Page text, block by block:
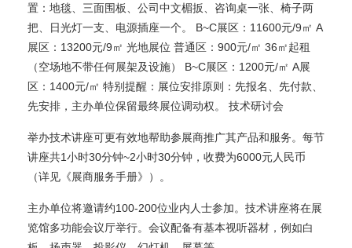
置：地毯、三面围板、公司中文楣扳、咨询桌一张、椅子两
把、日光灯一支、电源插座一个。 B~C展区：11600元/9㎡ A
展区：13200元/9㎡ 光地展位 普通区：900元/㎡ 36㎡起租
（空场地不带任何展架及设施） B~C展区：1200元/㎡ A展
区：1400元/㎡ 特别提醒：展位安排原则：先报名、先付款、
先安排，主办单位保留最终展位调动权。 技术研讨会
举办技术讲座可更有效地帮助参展商推广其产品和服务。每节
讲座共1小时30分钟~2小时30分钟，收费为6000元人民币
（详见《展商服务手册》）。
主办单位将邀请约100-200位业内人士参加。技术讲座将在展
览馆多功能会议厅举行。会议配备有基本视听器材，例如白